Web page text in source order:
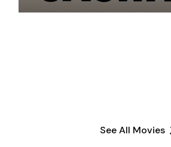
See All Movies